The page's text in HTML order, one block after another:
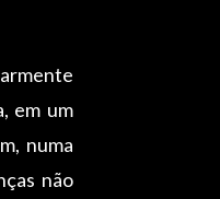
em um
numa
não